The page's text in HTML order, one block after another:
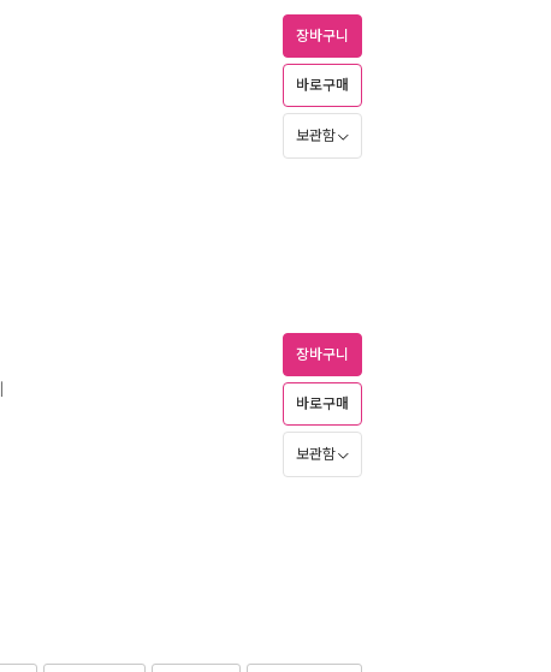
장바구니
바로구매
보관함
장바구니
바로구매
보관함